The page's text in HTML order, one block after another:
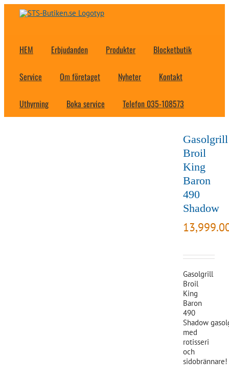
Fortsätt
HEM Erbjudanden Produkter Blocketbutik
Service Om företaget Nyheter Kontakt
Uthyrning Boka service Telefon 035-108573
Gasolgrill
Broil
King
Baron
490
Shadow
Gasolgrill
Broil
King
Baron
490
Shadow
med
rotisseri
och
sidobrännare!